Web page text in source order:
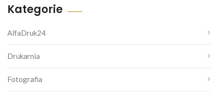
Kategorie
AlfaDruk24
Drukarnia
Fotografia